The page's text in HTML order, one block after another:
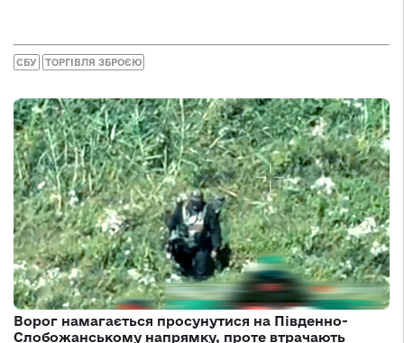
СБУ ТОРГІВЛЯ ЗБРОЄЮ
Ворог намагається просунутися на Південно-
Слобожанському напрямку, проте втрачають